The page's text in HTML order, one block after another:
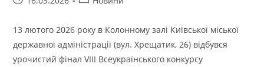
13 лютого 2026 року в Колонному залі Київської міської
державної адміністрації (вул. Хрещатик, 26) відбувся
урочистий фінал VIII Всеукраїнського конкурсу